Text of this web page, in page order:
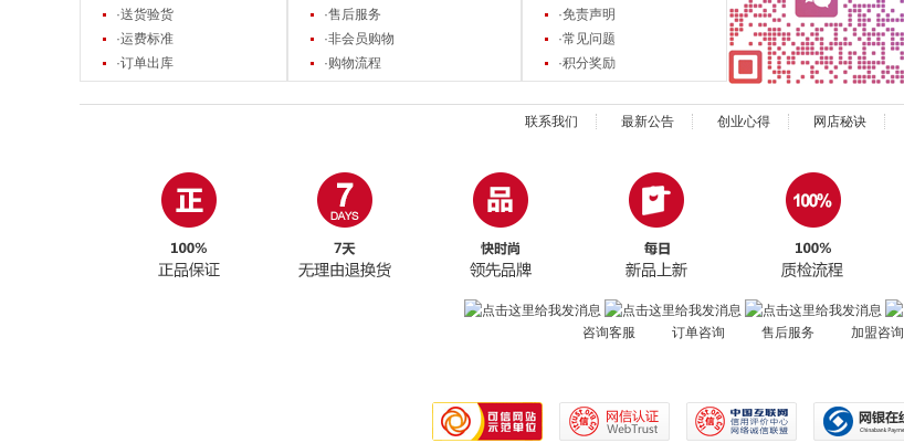
·送货验货
·运费标准
·订单出库
·售后服务
·非会员购物
·购物流程
·免责声明
·常见问题
·积分奖励
联系我们 最新公告 创业心得 网店秘诀
咨询客服 订单咨询 售后服务 加盟咨询